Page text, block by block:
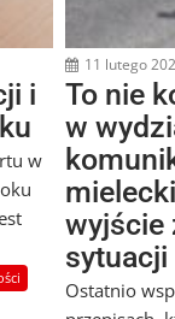
i
w
11 lutego
To nie
w
wyjście
sytuacji
Ostatnio